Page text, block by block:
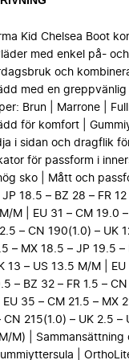
Kid Chelsea Boot
med enkel på-
och
med en greppvänlig
Brun | Marrone |
för komfort |
i sidan och dragflik
för passform i
sko | Mått och
18.5 – BZ 28 – FR
M | EU 31 – CM 19.0
– CN 190(1.0) – UK
– MX 18.5 – JP 19.5
13 – US 13.5 M/M |
– BZ 32 – FR 1.5 –
35 – CM 21.5 – MX
CN 215(1.0) – UK 2.5 –
M) | Sammansättning
|